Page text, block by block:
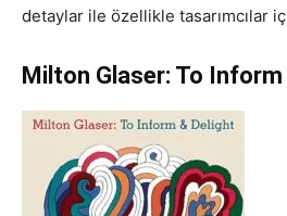
detaylar ile özellikle tasarımcılar
Milton Glaser: To